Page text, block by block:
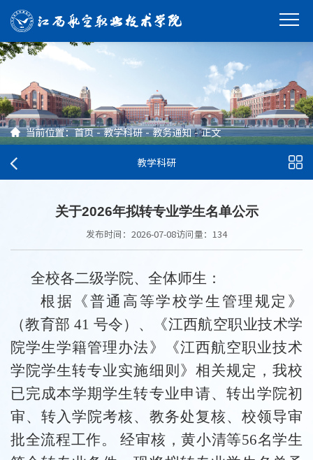
当前位置：首页-教学科研-教务通知-正文
教学科研
关于2026年拟转专业学生名单公示
发布时间：2026-07-08访问量： 134
全校各二级学院、全体师生：
根据《普通高等学校学生管理规定》
（教育部 41 号令）、《江西航空职业技术学
院学生学籍管理办法》《江西航空职业技术
学院学生转专业实施细则》相关规定，我校
已完成本学期学生转专业申请、转出学院初
审、转入学院考核、教务处复核、校领导审
批全流程工作。 经审核，黄小清等56名学生